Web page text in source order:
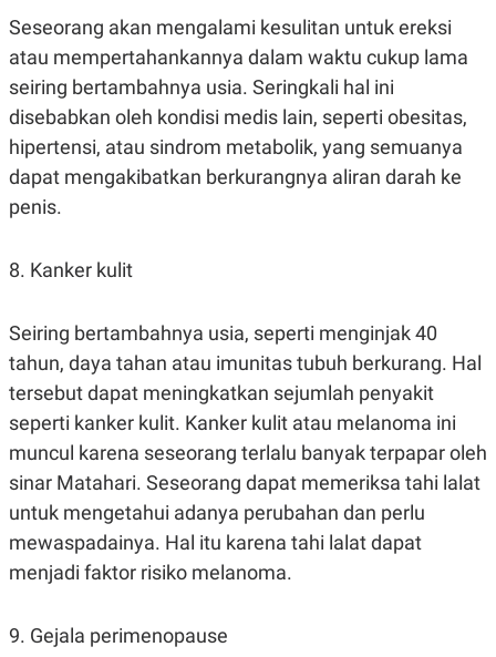
Seseorang akan mengalami kesulitan untuk ereksi
atau mempertahankannya dalam waktu cukup lama
seiring bertambahnya usia. Seringkali hal ini
disebabkan oleh kondisi medis lain, seperti obesitas,
hipertensi, atau sindrom metabolik, yang semuanya
dapat mengakibatkan berkurangnya aliran darah ke
penis.
8. Kanker kulit
Seiring bertambahnya usia, seperti menginjak 40
tahun, daya tahan atau imunitas tubuh berkurang. Hal
tersebut dapat meningkatkan sejumlah penyakit
seperti kanker kulit. Kanker kulit atau melanoma ini
muncul karena seseorang terlalu banyak terpapar oleh
sinar Matahari. Seseorang dapat memeriksa tahi lalat
untuk mengetahui adanya perubahan dan perlu
mewaspadainya. Hal itu karena tahi lalat dapat
menjadi faktor risiko melanoma.
9. Gejala perimenopause